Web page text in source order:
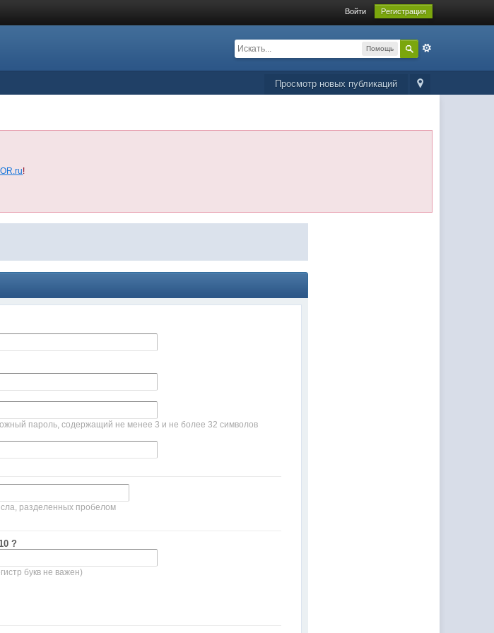
Войти Регистрация
Помощь
Просмотр новых публикаций
!
пароль, содержащий не менее 3 и не более 32 символов
разделенных пробелом
?
букв не важен)